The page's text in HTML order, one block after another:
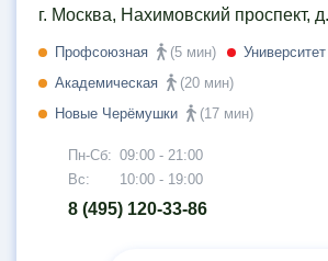
г. Москва, Нахимовский проспект,
Профсоюзная (5 мин) Университет
Академическая
(20 мин)
Новые Черёмушки
(17 мин)
Пн-Сб: 09:00 - 21:00
Вс:
10:00 - 19:00
8 (495) 120-33-86